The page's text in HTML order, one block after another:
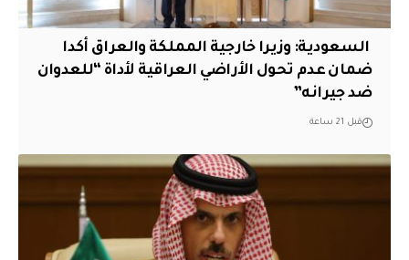
‏ السعودية: وزيرا خارجية المملكة والعراق أكدا
ضمان عدم تحول الأراضي العراقية لأداة “للعدوان
ضد جيرانه”
قبل 21 ساعة